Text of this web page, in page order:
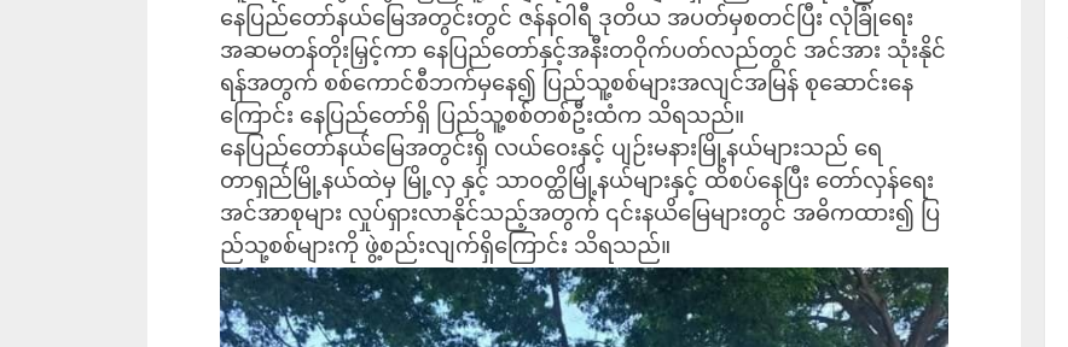
နေပြည်တော်နယ်မြေအတွင်းတွင် ဇန်နဝါရီ ဒုတိယ အပတ်မှစတင်ပြီး လုံခြုံရေး
အဆမတန်တိုးမြှင့်ကာ နေပြည်တော်နှင့်အနီးတဝိုက်ပတ်လည်တွင် အင်အား သုံးနိုင်
ရန်အတွက် စစ်ကောင်စီဘက်မှနေ၍ ပြည်သူ့စစ်များအလျင်အမြန် စုဆောင်းနေ
ကြောင်း နေပြည်တော်ရှိ ပြည်သူ့စစ်တစ်ဦးထံက သိရသည်။
နေပြည်တော်နယ်မြေအတွင်းရှိ လယ်ဝေးနှင့် ပျဉ်းမနားမြို့နယ်များသည် ရေ
တာရှည်မြို့နယ်ထဲမှ မြို့လှ နှင့် သာ၀တ္ထိမြို့နယ်များနှင့် ထိစပ်နေပြီး တော်လှန်ရေး
အင်အာစုများ လှုပ်ရှားလာနိုင်သည့်အတွက် ၎င်းနယိမြေများတွင် အဓိကထား၍ ပြ
ည်သု့စစ်များကို ဖွဲ့စည်းလျက်ရှိကြောင်း သိရသည်။